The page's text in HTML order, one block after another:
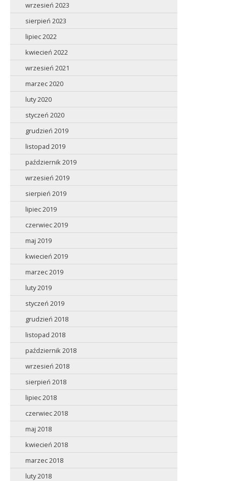
wrzesień 2023
sierpień 2023
lipiec 2022
kwiecień 2022
wrzesień 2021
marzec 2020
luty 2020
styczeń 2020
grudzień 2019
listopad 2019
październik 2019
wrzesień 2019
sierpień 2019
lipiec 2019
czerwiec 2019
maj 2019
kwiecień 2019
marzec 2019
luty 2019
styczeń 2019
grudzień 2018
listopad 2018
październik 2018
wrzesień 2018
sierpień 2018
lipiec 2018
czerwiec 2018
maj 2018
kwiecień 2018
marzec 2018
luty 2018